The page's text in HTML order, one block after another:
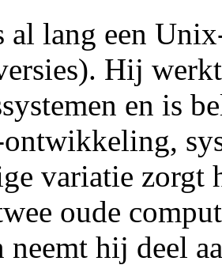
al lang een
Hij
en is
variatie
oude
neemt hij deel